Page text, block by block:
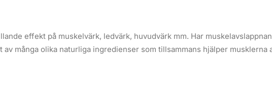
effekt på muskelvärk, ledvärk, huvudvärk mm. Har
av många olika naturliga ingredienser som tillsammans hjälper musklerna